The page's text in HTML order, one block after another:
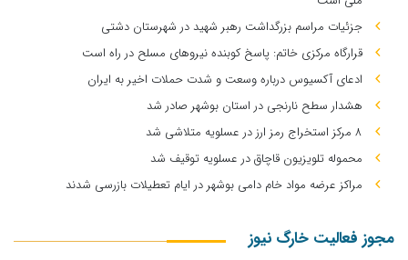
جزئیات مراسم بزرگداشت رهبر شهید در شهرستان دشتی
قرارگاه مرکزی خاتم: پاسخ کوبنده نیروهای مسلح در راه است
ادعای آکسیوس درباره وسعت و شدت حملات اخیر به ایران
هشدار سطح نارنجی در استان بوشهر صادر شد
۸ مرکز استخراج رمز ارز در عسلویه متلاشی شد
محموله تلویزیون قاچاق در عسلویه توقیف شد
مراکز عرضه مواد خام دامی بوشهر در ایام تعطیلات بازرسی شدند
مجوز فعالیت خارگ نیوز